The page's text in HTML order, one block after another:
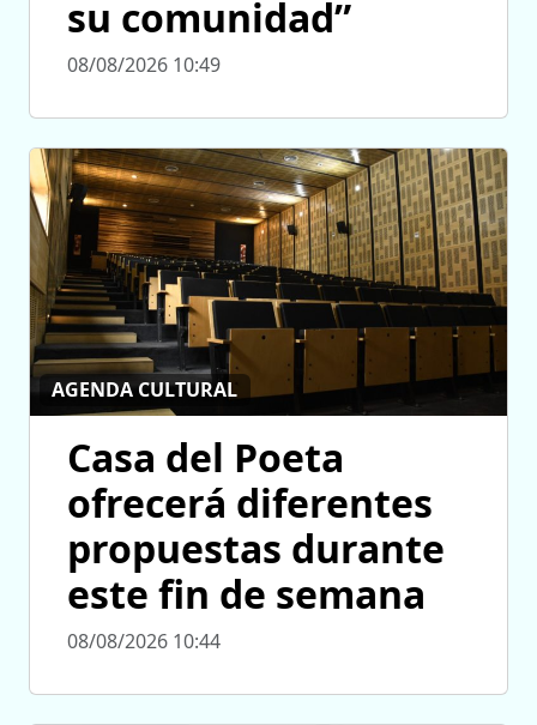
su comunidad”
08/08/2026 10:49
AGENDA CULTURAL
Casa del Poeta
ofrecerá diferentes
propuestas durante
este fin de semana
08/08/2026 10:44